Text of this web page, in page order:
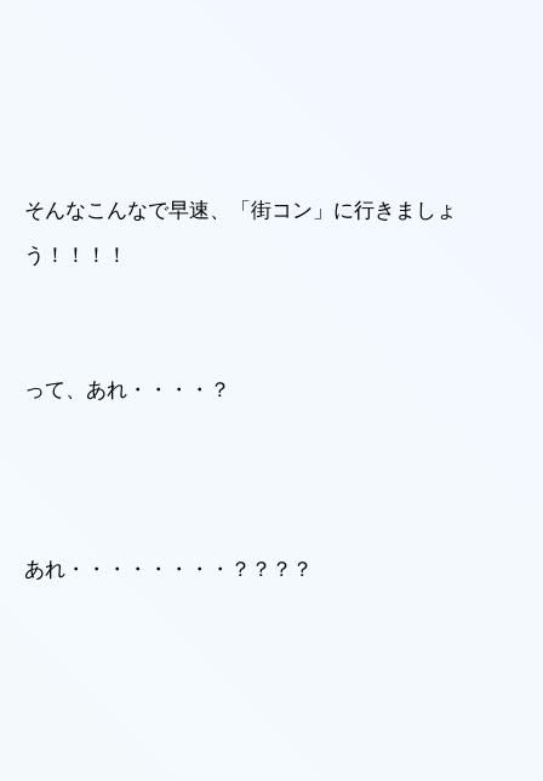
そんなこんなで早速、「街コン」に行きましょ
う！！！！
って、あれ・・・・？
あれ・・・・・・・・？？？？